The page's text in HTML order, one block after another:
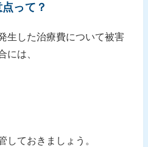
って？
生した治療費について被害
には、
しておきましょう。